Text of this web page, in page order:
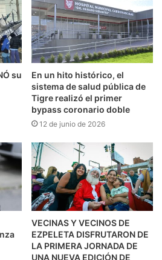
su
En un hito histórico, el
sistema de salud pública de
Tigre realizó el primer
bypass coronario doble
12 de junio de 2026
VECINAS Y VECINOS DE
EZPELETA DISFRUTARON DE
LA PRIMERA JORNADA DE
UNA NUEVA EDICIÓN DE